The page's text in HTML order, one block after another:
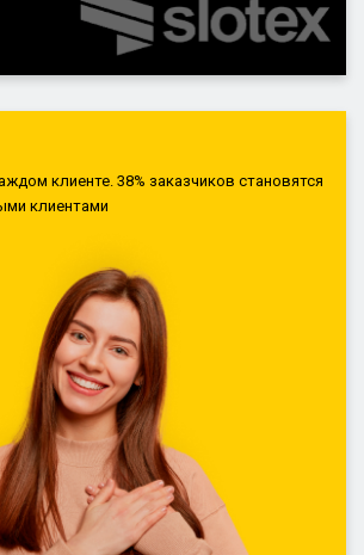
клиенте. 38% заказчиков становятся
клиентами